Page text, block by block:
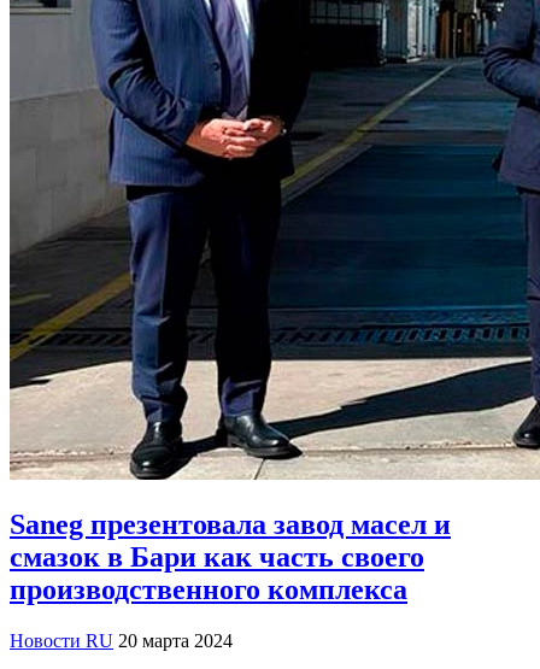
Saneg презентовала завод масел и
смазок в Бари как часть своего
производственного комплекса
Новости RU 20 марта 2024